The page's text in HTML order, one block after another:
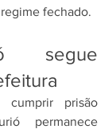
fechado.
segue
cumprir prisão
permanece